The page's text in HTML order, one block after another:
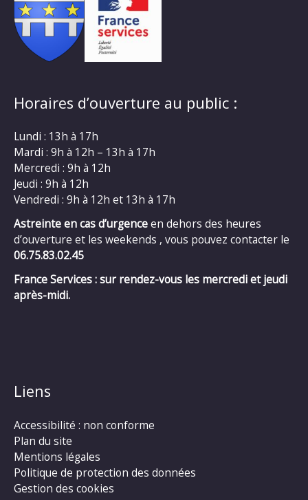
Horaires d’ouverture au public :
Lundi : 13h à 17h
Mardi : 9h à 12h – 13h à 17h
Mercredi : 9h à 12h
Jeudi : 9h à 12h
Vendredi : 9h à 12h et 13h à 17h
Astreinte en cas d’urgenceen dehors des heures
d’ouverture et les weekends , vous pouvez contacter le
06.75.83.02.45
France Services : sur rendez-vous les mercredi et jeudi
après-midi.
Liens
Accessibilité : non conforme
Plan du site
Mentions légales
Politique de protection des données
Gestion des cookies